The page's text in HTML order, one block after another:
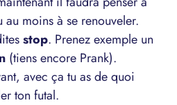
au moins à se renouveler.
stop. Prenez exemple un
(tiens encore Prank).
avec ça tu as de quoi
ton futal.